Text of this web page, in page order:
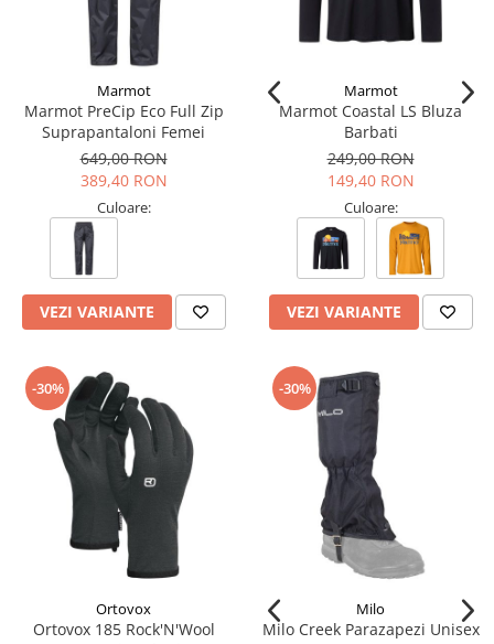
Marmot
Marmot PreCip Eco Full Zip
Suprapantaloni Femei
649,00 RON
389,40 RON
Culoare:
VEZI VARIANTE
Marmot
Marmot Coastal LS Bluza
Barbati
249,00 RON
149,40 RON
Culoare:
VEZI VARIANTE
-30%
Ortovox
Ortovox 185 Rock'N'Wool
-30%
Milo
Milo Creek Parazapezi Unisex